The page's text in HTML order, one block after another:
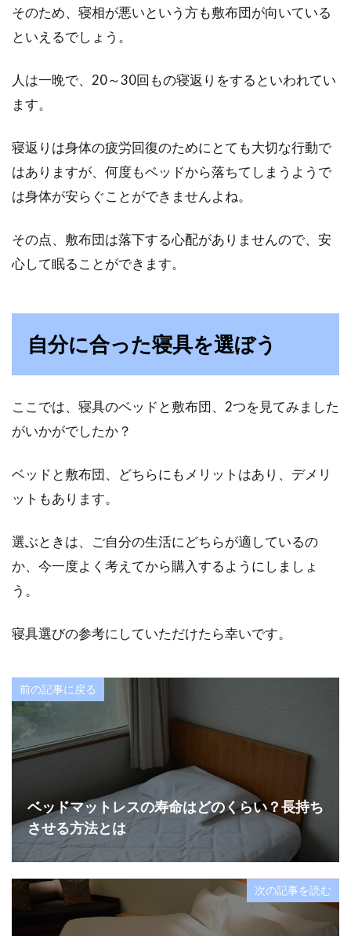
そのため、寝相が悪いという方も敷布団が向いている
といえるでしょう。
人は一晩で、20～30回もの寝返りをするといわれてい
ます。
寝返りは身体の疲労回復のためにとても大切な行動で
はありますが、何度もベッドから落ちてしまうようで
は身体が安らぐことができませんよね。
その点、敷布団は落下する心配がありませんので、安
心して眠ることができます。
自分に合った寝具を選ぼう
ここでは、寝具のベッドと敷布団、2つを見てみました
がいかがでしたか？
ベッドと敷布団、どちらにもメリットはあり、デメリ
ットもあります。
選ぶときは、ご自分の生活にどちらが適しているの
か、今一度よく考えてから購入するようにしましょ
う。
寝具選びの参考にしていただけたら幸いです。
前の記事に戻る
ベッドマットレスの寿命はどのくらい？長持ち
させる方法とは
次の記事を読む